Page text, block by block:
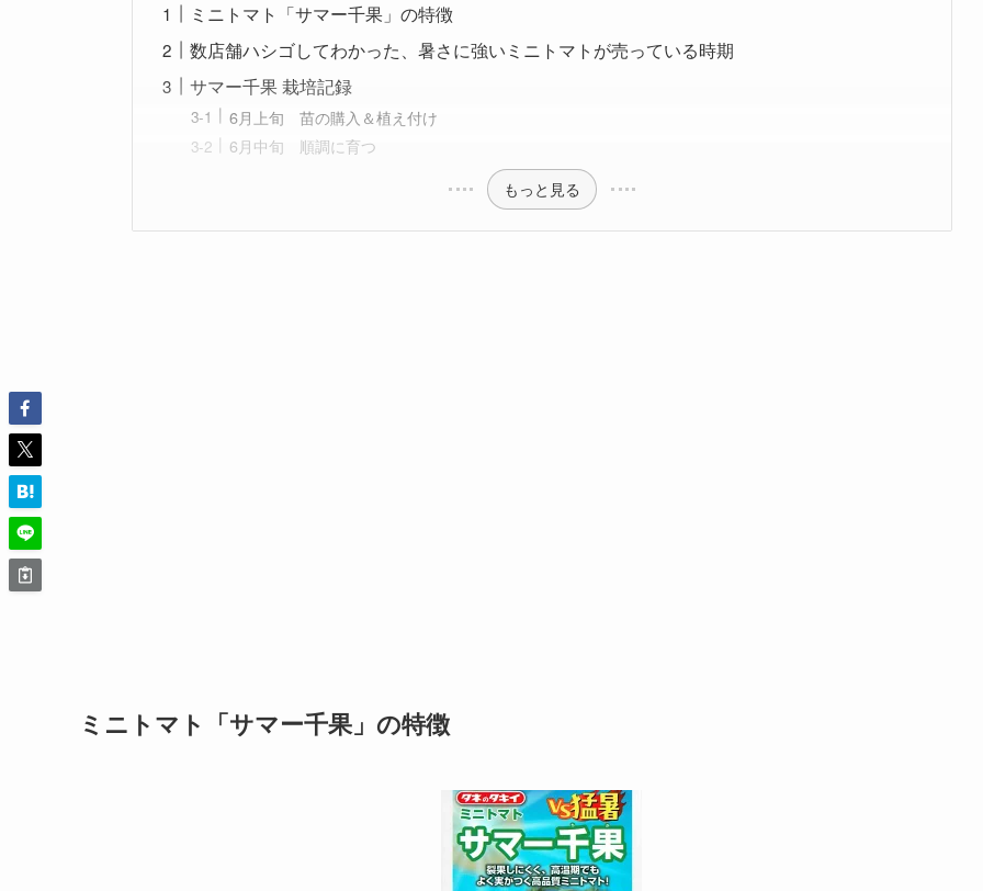
ミニトマト「サマー千果」の特徴
数店舗ハシゴしてわかった、暑さに強いミニトマトが売っている時期
サマー千果 栽培記録
6月上旬 苗の購入＆植え付け
6月中旬 順調に育つ
もっと見る
ミニトマト「サマー千果」の特徴